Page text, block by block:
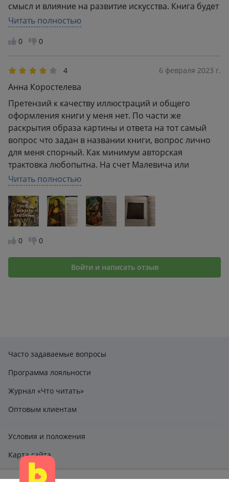
смысл и влияние на развитие искусства. Книга будет
интересна всем, кто хочет глубже понять историю
живописи и научиться анализировать
произведения искусства.
Читать полностью
0 0
4 6 февраля 2023 г.
Анна Коростелева
Претензий к качеству иллюстраций и общего
оформления книги у меня нет. По части же
раскрытия образа картины и ответа на тот самый
вопрос что задан в названии книги, вопрос лично
для меня спорный. Как минимум авторская
трактовка любопытна. На счет Малевича или
Леонардо да Винчи есть более жизнестойкие
теории, многое плод фантазии авторов. Судить их я
не имею права, альтернативное мнение быть
должно, правда в некоторых местах для меня оно
казалось абсурдным
Читать полностью
0 0
Войти и написать отзыв
Часто задаваемые вопросы
Программа лояльности
Журнал «Что читать»
Оптовым клиентам
Условия и положения
Карта сайта